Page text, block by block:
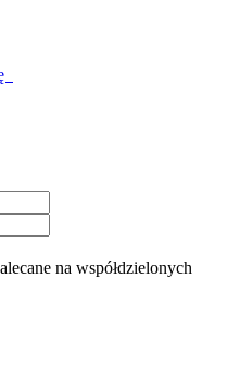
na współdzielonych